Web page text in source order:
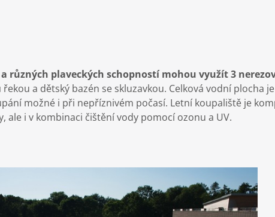
různých plaveckých schopností mohou využít 3
a dětský bazén se skluzavkou. Celková vodní plocha
možné i při nepříznivém počasí. Letní koupaliště je
ale i v kombinaci čištění vody pomocí ozonu a UV.